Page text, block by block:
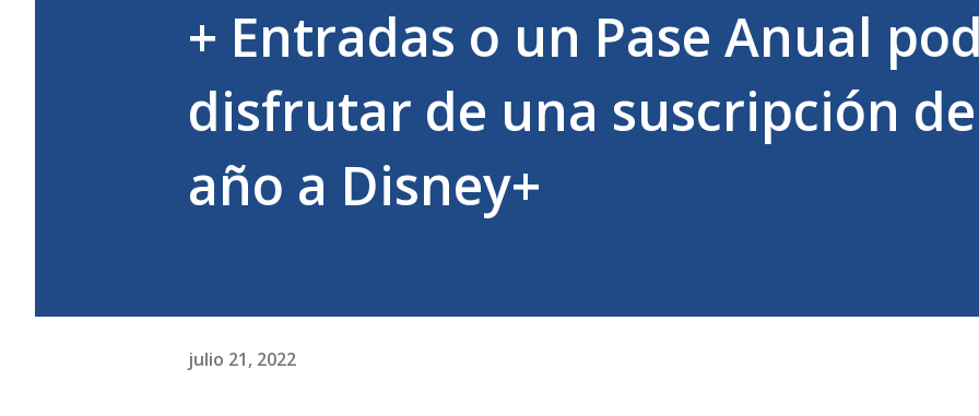
+ Entradas o un Pase Anual
disfrutar de una suscripción
año a Disney+
julio 21, 2022